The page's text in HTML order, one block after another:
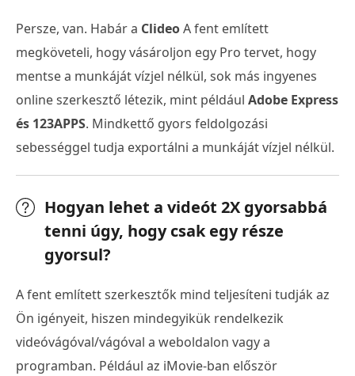
Persze, van. Habár a ClideoA fent említett
megköveteli, hogy vásároljon egy Pro tervet, hogy
mentse a munkáját vízjel nélkül, sok más ingyenes
online szerkesztő létezik, mint például Adobe Express
és 123APPS. Mindkettő gyors feldolgozási
sebességgel tudja exportálni a munkáját vízjel nélkül.
Hogyan lehet a videót 2X gyorsabbá
tenni úgy, hogy csak egy része
gyorsul?
A fent említett szerkesztők mind teljesíteni tudják az
Ön igényeit, hiszen mindegyikük rendelkezik
videóvágóval/vágóval a weboldalon vagy a
programban. Például az iMovie-ban először